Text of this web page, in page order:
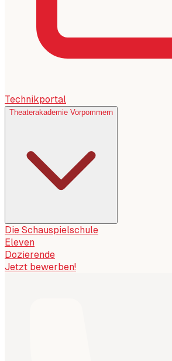
Technikportal
Theaterakademie Vorpommern
Die Schauspielschule
Eleven
Dozierende
Jetzt bewerben!